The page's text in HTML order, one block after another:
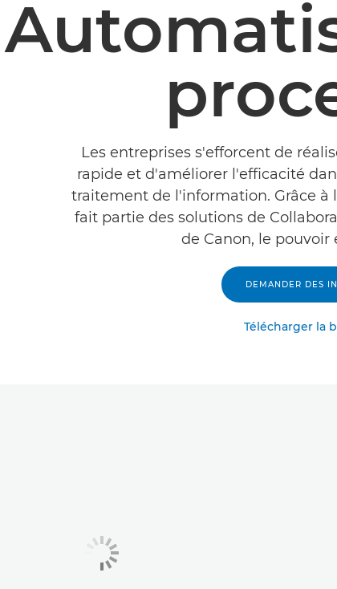
Les entreprises s'efforcent de
rapide et d'améliorer l'efficacité
traitement de l'information. Grâce à
fait partie des solutions de
de Canon, le pouvoir
DEMANDER DES
Télécharger la